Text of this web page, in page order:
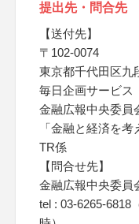
提出先・問合先
【送付先】
〒102-0074
東京都千代田区九
毎日企画サービス
金融広報中央委員
「金融と経済を
TR係
【問合せ先】
金融広報中央委員
tel : 03-6265-6818